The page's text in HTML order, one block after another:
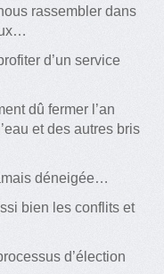
rassembler dans
d’un service
dû fermer l’an
et des autres bris
déneigée…
bien les conflits et
d’élection